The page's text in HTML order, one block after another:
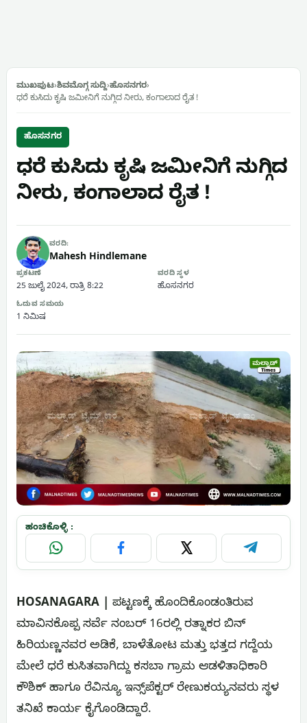
ಮುಖಪುಟ›ಶಿವಮೊಗ್ಗ ಸುದ್ದಿ›ಹೊಸನಗರ›
ಧರೆ ಕುಸಿದು ಕೃಷಿ ಜಮೀನಿಗೆ ನುಗ್ಗಿದ ನೀರು, ಕಂಗಾಲಾದ ರೈತ !
ಹೊಸನಗರ
ಧರೆ ಕುಸಿದು ಕೃಷಿ ಜಮೀನಿಗೆ ನುಗ್ಗಿದ
ನೀರು, ಕಂಗಾಲಾದ ರೈತ !
ವರದಿ:
Mahesh Hindlemane
ಪ್ರಕಟಣೆ
25 ಜುಲೈ 2024, ರಾತ್ರಿ 8:22
ವರದಿ ಸ್ಥಳ
ಹೊಸನಗರ
ಓದುವ ಸಮಯ
1 ನಿಮಿಷ
ಹಂಚಿಕೊಳ್ಳಿ :
WhatsApp Facebook X Telegram
HOSANAGARA |
ಪಟ್ಟಣಕ್ಕೆ ಹೊಂದಿಕೊಂಡಂತಿರುವ
ಮಾವಿನಕೊಪ್ಪ ಸರ್ವೆ ನಂಬರ್ 16ರಲ್ಲಿ ರತ್ನಾಕರ ಬಿನ್
ಹಿರಿಯಣ್ಣನವರ ಅಡಿಕೆ, ಬಾಳೆತೋಟ ಮತ್ತು ಭತ್ತದ ಗದ್ದೆಯ
ಮೇಲೆ ಧರೆ ಕುಸಿತವಾಗಿದ್ದು ಕಸಬಾ ಗ್ರಾಮ ಆಡಳಿತಾಧಿಕಾರಿ
ಕೌಶಿಕ್ ಹಾಗೂ ರೆವಿನ್ಯೂ ಇನ್ಸ್‌ಪೆಕ್ಟರ್ ರೇಣುಕಯ್ಯನವರು ಸ್ಥಳ
ತನಿಖೆ ಕಾರ್ಯ ಕೈಗೊಂಡಿದ್ದಾರೆ.